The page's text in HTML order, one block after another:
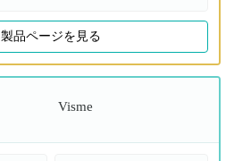
製品ページを見る
Visme